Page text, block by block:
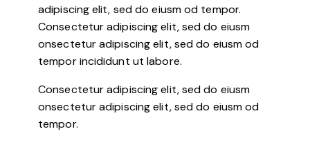
adipiscing elit, sed do eiusm od tempor.
Consectetur adipiscing elit, sed do eiusm
onsectetur adipiscing elit, sed do eiusm od
tempor incididunt ut labore.
Consectetur adipiscing elit, sed do eiusm
onsectetur adipiscing elit, sed do eiusm od
tempor.